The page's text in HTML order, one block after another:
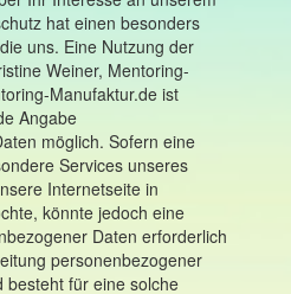
hat einen besonders
uns. Eine Nutzung der
Weiner, Mentoring-
Manufaktur.de ist
Angabe
möglich. Sofern eine
Services unseres
Internetseite in
könnte jedoch eine
Daten erforderlich
personenbezogener
besteht für eine solche